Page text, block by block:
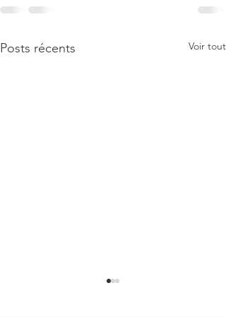
Posts récents Voir tout